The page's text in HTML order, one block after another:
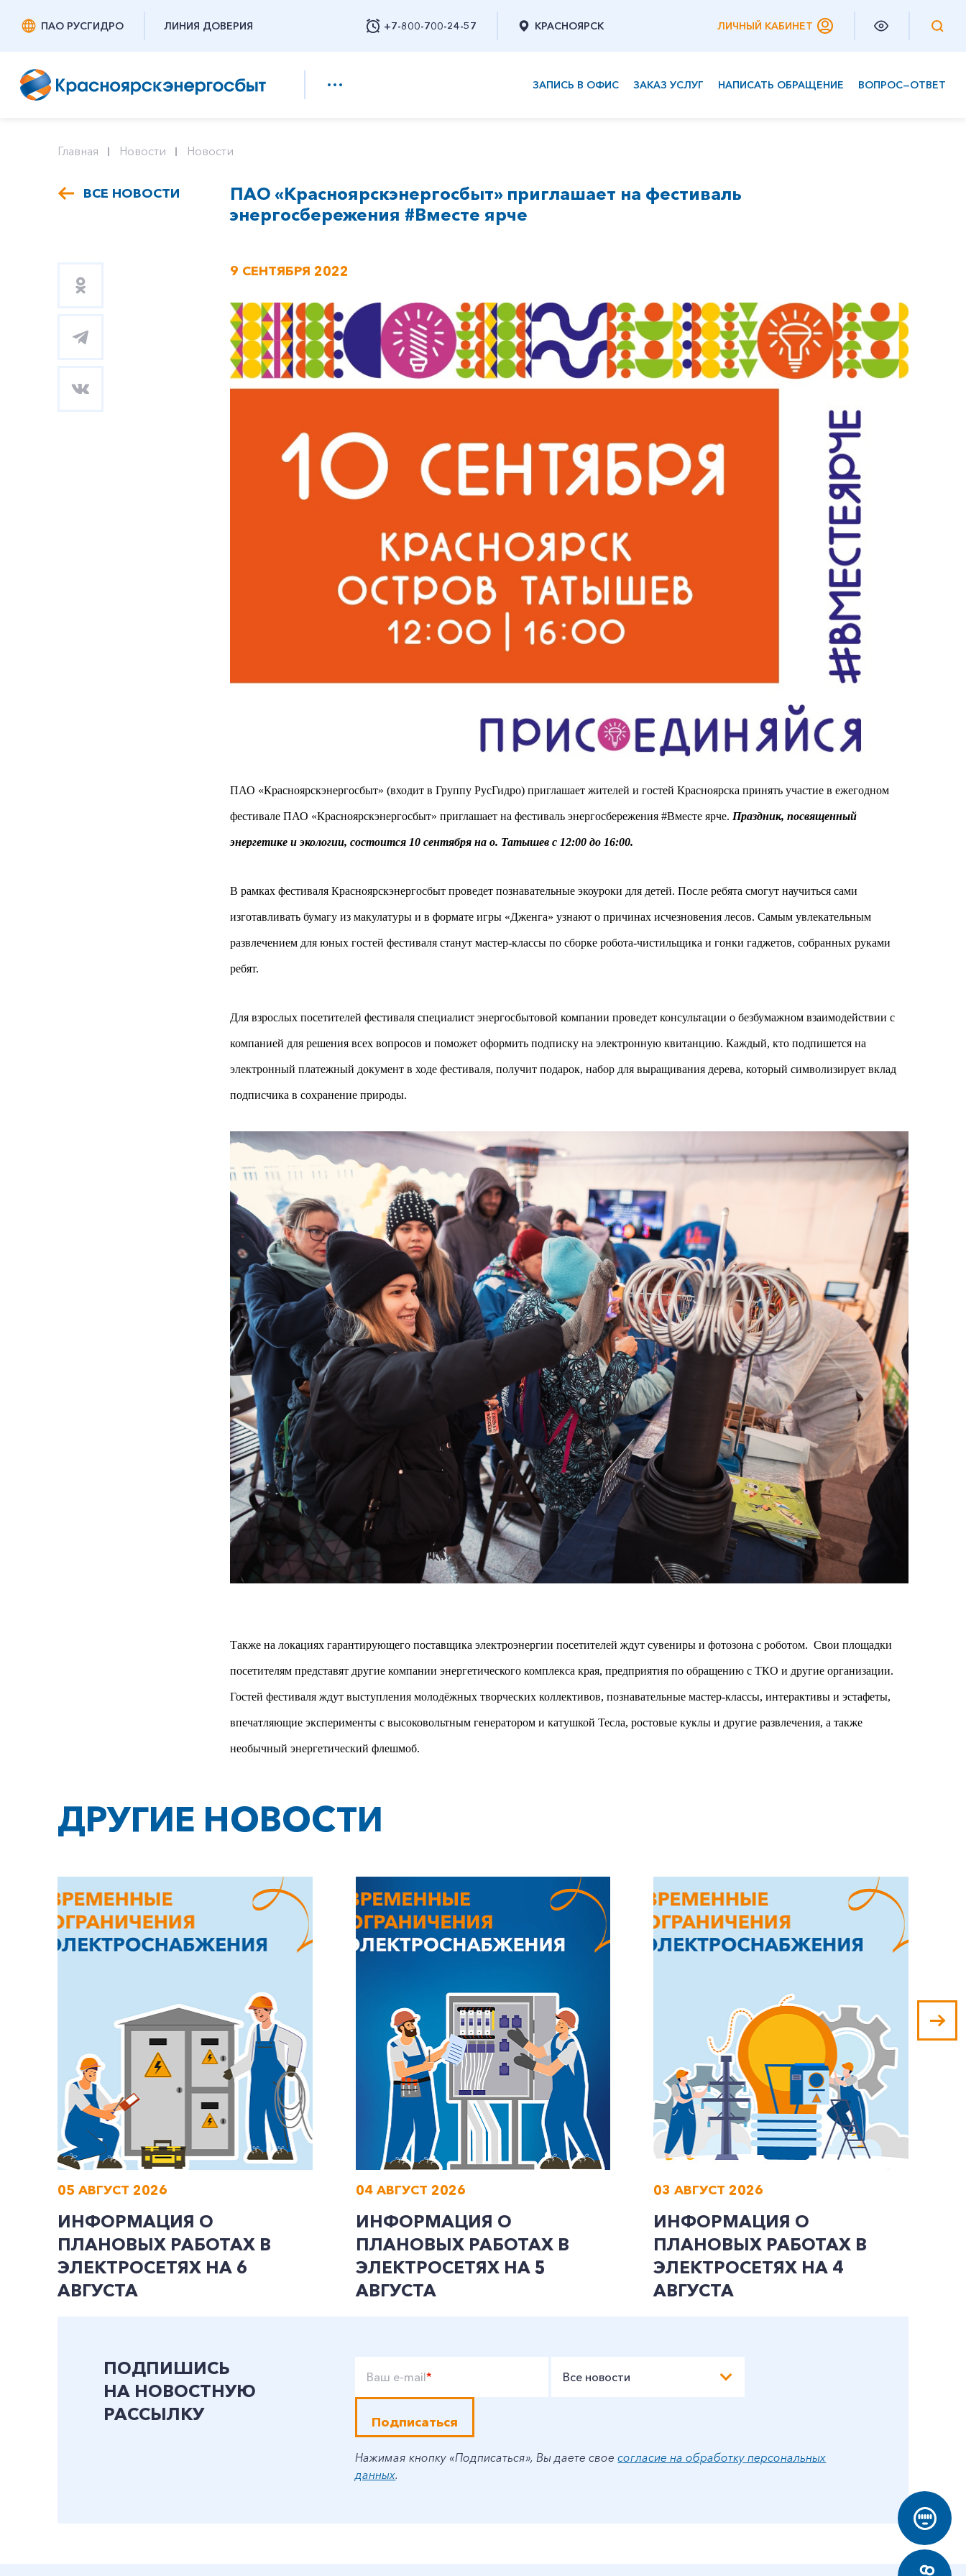
ПАО РУСГИДРО ЛИНИЯ ДОВЕРИЯ +7-800-700-24-57
Заказать обратный звонок
КРАСНОЯРСК ЛИЧНЫЙ КАБИНЕТ
ЗАПИСЬ В ОФИС ЗАКАЗ УСЛУГ НАПИСАТЬ ОБРАЩЕНИЕ ВОПРОС—ОТВЕТ
Заказать обратный звонок
Частным клиентам
Корпоративным клиентам
Главная Новости Новости
ВСЕ НОВОСТИ
ПАО «Красноярскэнергосбыт» приглашает на фестиваль
энергосбережения #Вместе ярче
9 СЕНТЯБРЯ 2022
ПАО «Красноярскэнергосбыт» (входит в Группу РусГидро) приглашает жителей и гостей Красноярска принять участие в ежегодном
фестивале ПАО «Красноярскэнергосбыт» приглашает на фестиваль энергосбережения #Вместе ярче. Праздник, посвященный
энергетике и экологии, состоится 10 сентября на о. Татышев с 12:00 до 16:00.
В рамках фестиваля Красноярскэнергосбыт проведет познавательные экоуроки для детей. После ребята смогут научиться сами
изготавливать бумагу из макулатуры и в формате игры «Дженга» узнают о причинах исчезновения лесов. Самым увлекательным
развлечением для юных гостей фестиваля станут мастер-классы по сборке робота-чистильщика и гонки гаджетов, собранных руками
ребят.
Для взрослых посетителей фестиваля специалист энергосбытовой компании проведет консультации о безбумажном взаимодействии с
компанией для решения всех вопросов и поможет оформить подписку на электронную квитанцию. Каждый, кто подпишется на
электронный платежный документ в ходе фестиваля, получит подарок, набор для выращивания дерева, который символизирует вклад
подписчика в сохранение природы.
Также на локациях гарантирующего поставщика электроэнергии посетителей ждут сувениры и фотозона с роботом. Свои площадки
посетителям представят другие компании энергетического комплекса края, предприятия по обращению с ТКО и другие организации.
Гостей фестиваля ждут выступления молодёжных творческих коллективов, познавательные мастер-классы, интерактивы и эстафеты,
впечатляющие эксперименты с высоковольтным генератором и катушкой Тесла, ростовые куклы и другие развлечения, а также
необычный энергетический флешмоб.
ДРУГИЕ НОВОСТИ
05 АВГУСТ 2026
ИНФОРМАЦИЯ О
ПЛАНОВЫХ РАБОТАХ В
ЭЛЕКТРОСЕТЯХ НА 6
АВГУСТА
04 АВГУСТ 2026
ИНФОРМАЦИЯ О
ПЛАНОВЫХ РАБОТАХ В
ЭЛЕКТРОСЕТЯХ НА 5
АВГУСТА
03 АВГУСТ 2026
ИНФОРМАЦИЯ О
ПЛАНОВЫХ РАБОТАХ В
ЭЛЕКТРОСЕТЯХ НА 4
АВГУСТА
ПОДПИШИСЬ
НА НОВОСТНУЮ
РАССЫЛКУ
Ваш e-mail* Все новости
Подписаться
Нажимая кнопку «Подписаться», Вы даете своесогласие на обработку персональных
данных.